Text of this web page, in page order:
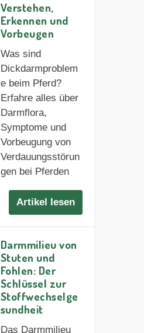
Verstehen,
Erkennen und
Vorbeugen
Was sind
Dickdarmproblem
e beim Pferd?
Erfahre alles über
Darmflora,
Symptome und
Vorbeugung von
Verdauungsstörun
gen bei Pferden
Artikel lesen
Darmmilieu von
Stuten und
Fohlen: Der
Schlüssel zur
Stoffwechselge
sundheit
Das Darmmilieu